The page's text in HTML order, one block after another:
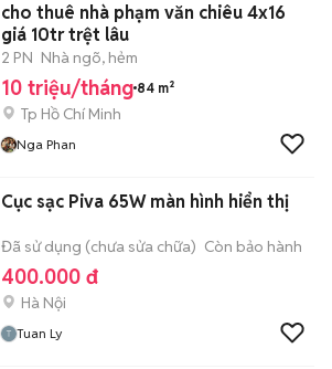
cho thuê nhà phạm văn chiêu 4x16
giá 10tr trệt lâu
2 PN Nhà ngõ, hẻm
10 triệu/tháng 84 m²
Tp Hồ Chí Minh
Nga Phan
Cục sạc Piva 65W màn hình hiển thị
Đã sử dụng (chưa sửa chữa) Còn bảo hành
400.000 đ
Hà Nội
Tuan Ly